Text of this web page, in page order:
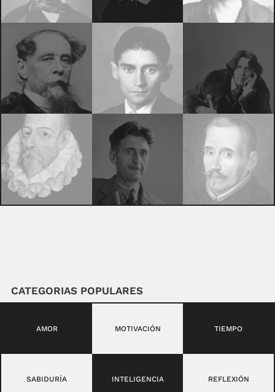
CATEGORIAS POPULARES
AMOR MOTIVACIÓN TIEMPO
SABIDURÍA INTELIGENCIA REFLEXIÓN